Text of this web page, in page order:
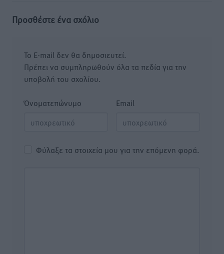
Προσθέστε ένα σχόλιο
Το E-mail δεν θα δημοσιευτεί.
Πρέπει να συμπληρωθούν όλα τα πεδία για την
υποβολή του σχολίου.
Όνοματεπώνυμο Email
Φύλαξε τα στοιχεία μου για την επόμενη φορά.